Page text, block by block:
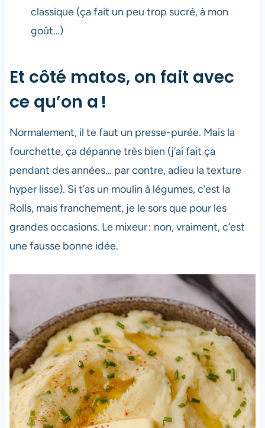
classique (ça fait un peu trop sucré, à mon
goût…)
Et côté matos, on fait avec
ce qu’on a !
Normalement, il te faut un presse-purée. Mais la
fourchette, ça dépanne très bien (j’ai fait ça
pendant des années… par contre, adieu la texture
hyper lisse). Si t’as un moulin à légumes, c’est la
Rolls, mais franchement, je le sors que pour les
grandes occasions. Le mixeur : non, vraiment, c’est
une fausse bonne idée.